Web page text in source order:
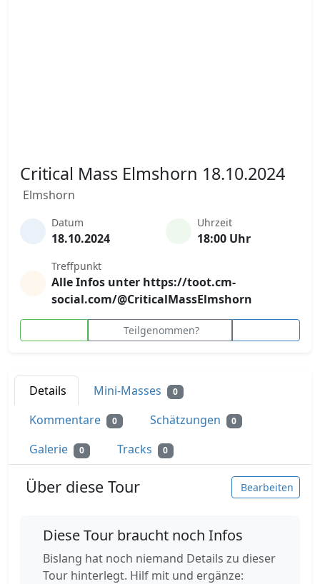
Critical Mass Elmshorn 18.10.2024
Elmshorn
Datum
18.10.2024
Uhrzeit
18:00 Uhr
Treffpunkt
Alle Infos unter https://toot.cm-
social.com/@CriticalMassElmshorn
Teilgenommen?
Details Mini-Masses 0
Kommentare 0 Schätzungen 0
Galerie 0 Tracks 0
Über diese Tour Bearbeiten
Diese Tour braucht noch Infos
Bislang hat noch niemand Details zu dieser
Tour hinterlegt. Hilf mit und ergänze: